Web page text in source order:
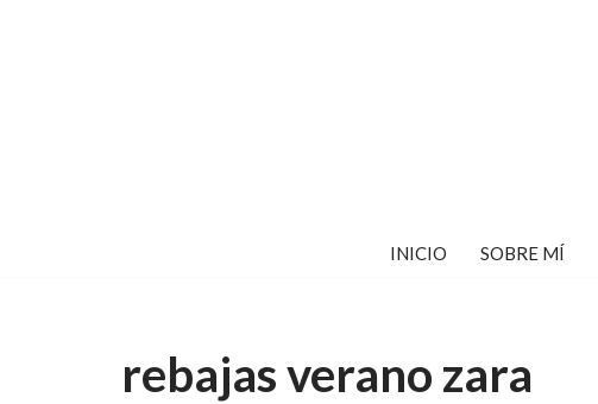
INICIO SOBRE MÍ
rebajas verano zara